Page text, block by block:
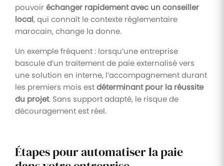
pouvoiréchanger rapidement avec un conseiller
local, qui connaît le contexte réglementaire
marocain, change la donne.
Un exemple fréquent : lorsqu’une entreprise
bascule d’un traitement de paie externalisé vers
une solution en interne, l’accompagnement durant
les premiers mois estdéterminant pour la réussite
du projet. Sans support adapté, le risque de
découragement est réel.
Étapes pour automatiser la paie